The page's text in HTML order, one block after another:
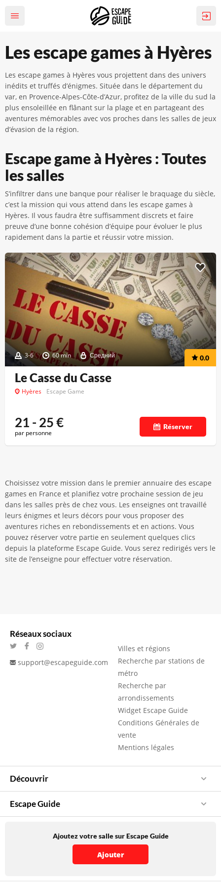
Les escape games à Hyères
Les escape games à Hyères vous projettent dans des univers
inédits et truffés d’énigmes. Située dans le département du
var, en Provence-Alpes-Côte-d’Azur, profitez de la ville du sud la
plus ensoleillée en flânant sur la plage et en partageant des
aventures mémorables avec vos proches dans les salles de jeux
d’évasion de la région.
Escape game à Hyères : Toutes
les salles
S’infiltrer dans une banque pour réaliser le braquage du siècle,
c’est la mission qui vous attend dans les escape games à
Hyères. Il vous faudra être suffisamment discrets et faire
preuve d’une bonne cohésion d’équipe pour évoluer le plus
rapidement dans la partie et réussir votre mission.
3-6 60 min Средний 0.0
Le Casse du Casse
Hyères Escape Game
21 - 25€
par personne
Réserver
Choisissez votre mission dans le premier annuaire des escape
games en France et planifiez votre prochaine session de jeu
dans les salles près de chez vous. Les enseignes ont travaillé
leurs énigmes et leurs décors pour vous proposer des
aventures riches en rebondissements et en actions. Vous
pouvez réserver votre partie en seulement quelques clics
depuis la plateforme Escape Guide. Vous serez redirigés vers le
site de l’enseigne pour effectuer votre réservation.
Réseaux sociaux
support@escapeguide.com
Villes et régions
Recherche par stations de
métro
Recherche par
arrondissements
Widget Escape Guide
Conditions Générales de
vente
Mentions légales
Découvrir
Escape Guide
Ajoutez votre salle sur Escape Guide
Ajouter